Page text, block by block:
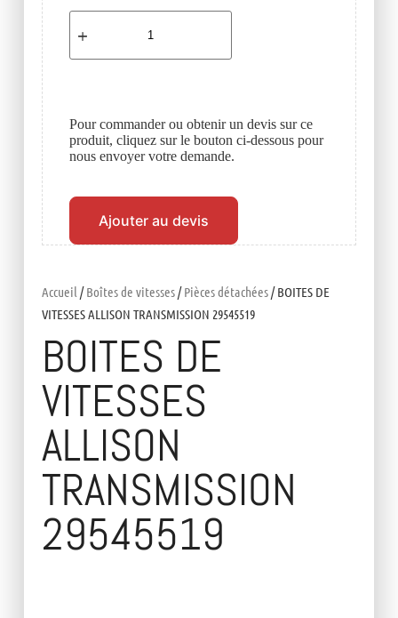
Accueil /Boîtes de vitesses/Pièces détachées/ BOITES DE
VITESSES ALLISON TRANSMISSION 29545519
BOITES DE
VITESSES
ALLISON
TRANSMISSION
29545519
Pour commander ou obtenir un devis sur ce
produit, cliquez sur le bouton ci-dessous pour
nous envoyer votre demande.
Ajouter au devis